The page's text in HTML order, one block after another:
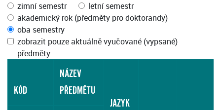
zimní semestr
letní semestr
akademický rok (předměty pro doktorandy)
oba semestry
zobrazit pouze aktuálně vyučované (vypsané)
předměty
KÓD
NÁZEV
PŘEDMĚTU
JAZYK